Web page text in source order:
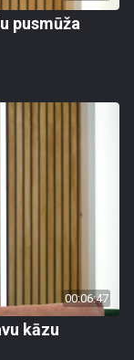
pusmūža
00:06:47
kāzu